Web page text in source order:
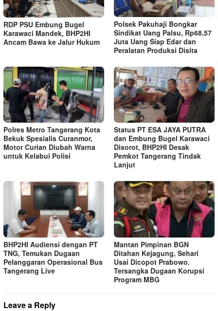
RDP PSU Embung Bugel
Karawaci Mandek, BHP2HI
Ancam Bawa ke Jalur Hukum
Polsek Pakuhaji Bongkar
Sindikat Uang Palsu, Rp68,57
Juta Uang Siap Edar dan
Peralatan Produksi Disita
Polres Metro Tangerang Kota
Bekuk Spesialis Curanmor,
Motor Curian Diubah Warna
untuk Kelabui Polisi
Status PT ESA JAYA PUTRA
dan Embung Bugel Karawaci
Disorot, BHP2HI Desak
Pemkot Tangerang Tindak
Lanjut
BHP2HI Audiensi dengan PT
TNG, Temukan Dugaan
Pelanggaran Operasional Bus
Tangerang Live
Mantan Pimpinan BGN
Ditahan Kejagung, Sehari
Usai Dicopot Prabowo.
Tersangka Dugaan Korupsi
Program MBG
Leave a Reply